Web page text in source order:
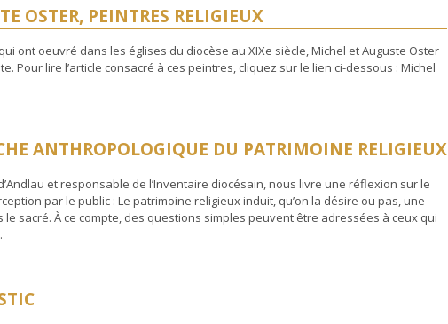
OSTER, PEINTRES RELIGIEUX
ont oeuvré dans les églises du diocèse au XIXe siècle, Michel et Auguste Oster
Pour lire l’article consacré à ces peintres, cliquez sur le lien ci-dessous : Michel
ANTHROPOLOGIQUE DU PATRIMOINE RELIGIEUX
et responsable de l’Inventaire diocésain, nous livre une réflexion sur le
par le public : Le patrimoine religieux induit, qu’on la désire ou pas, une
le sacré. À ce compte, des questions simples peuvent être adressées à ceux qui